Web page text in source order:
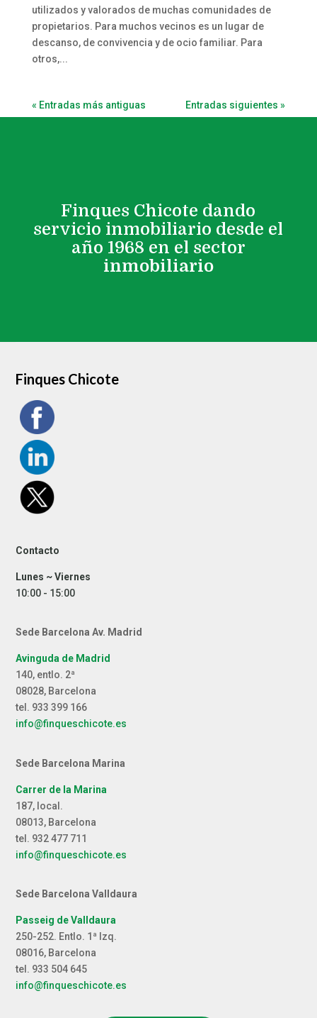
utilizados y valorados de muchas comunidades de
propietarios. Para muchos vecinos es un lugar de
descanso, de convivencia y de ocio familiar. Para
otros,...
« Entradas más antiguas Entradas siguientes »
Finques Chicote dando
servicio inmobiliario desde el
año 1968 en el sector
inmobiliario
Finques Chicote
Contacto
Lunes ~ Viernes
10:00 - 15:00
Sede Barcelona Av. Madrid
Avinguda de Madrid
140, entlo. 2ª
08028, Barcelona
tel. 933 399 166
info@finqueschicote.es
Sede Barcelona Marina
Carrer de la Marina
187, local.
08013, Barcelona
tel. 932 477 711
info@finqueschicote.es
Sede Barcelona Valldaura
Passeig de Valldaura
250-252. Entlo. 1ª Izq.
08016, Barcelona
tel. 933 504 645
info@finqueschicote.es